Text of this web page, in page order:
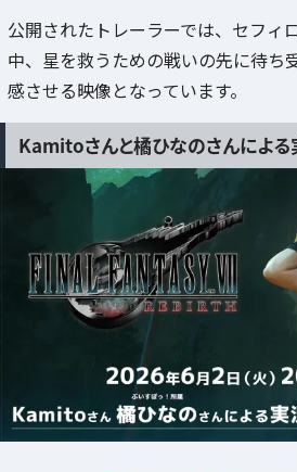
公開されたトレーラーでは、セフィ
中、星を救うための戦いの先に待ち
感させる映像となっています。
Kamitoさんと橘ひなのさんによる